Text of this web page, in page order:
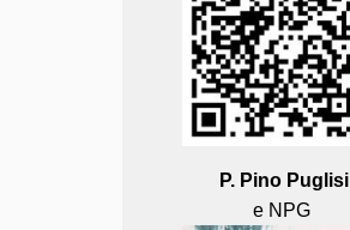
P. Pino Puglisi
e NPG